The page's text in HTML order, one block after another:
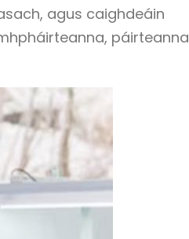
agus caighdeáin
páirteanna